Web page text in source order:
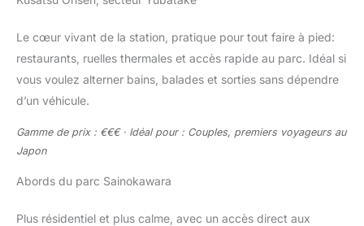
Le cœur vivant de la station, pratique pour tout faire à pied:
restaurants, ruelles thermales et accès rapide au parc. Idéal si
vous voulez alterner bains, balades et sorties sans dépendre
d’un véhicule.
Gamme de prix : €€€ · Idéal pour : Couples, premiers voyageurs au
Japon
Abords du parc Sainokawara
Plus résidentiel et plus calme, avec un accès direct aux